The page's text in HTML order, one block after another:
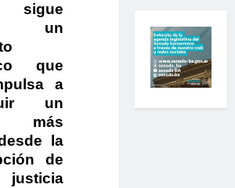
sigue
un
que
a
un
más
la
de